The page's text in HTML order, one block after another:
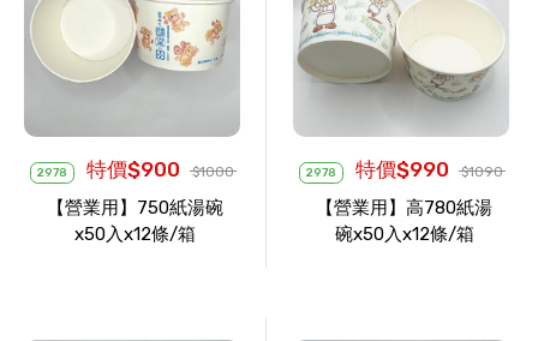
2978 特價$900 $1000
【營業用】750紙湯碗
x50入x12條/箱
2978 特價$990 $1090
【營業用】高780紙湯
碗x50入x12條/箱